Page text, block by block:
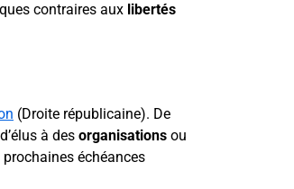
contraires aux libertés
(Droite républicaine). De
d’élus à des organisations ou
prochaines échéances